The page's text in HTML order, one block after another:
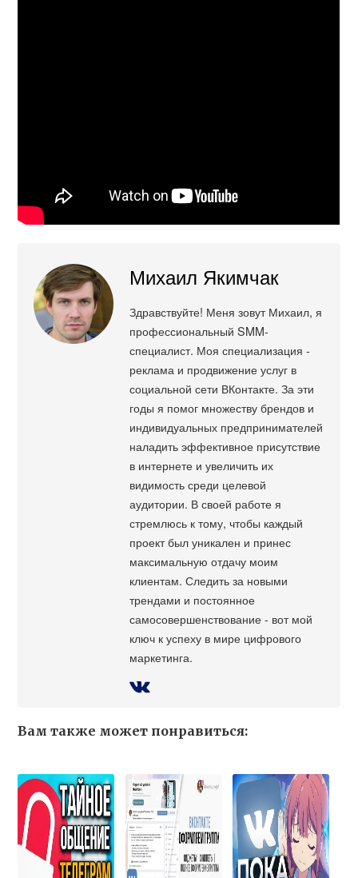
Михаил Якимчак
Здравствуйте! Меня зовут Михаил, я
профессиональный SMM-
специалист. Моя специализация -
реклама и продвижение услуг в
социальной сети ВКонтакте. За эти
годы я помог множеству брендов и
индивидуальных предпринимателей
наладить эффективное присутствие
в интернете и увеличить их
видимость среди целевой
аудитории. В своей работе я
стремлюсь к тому, чтобы каждый
проект был уникален и принес
максимальную отдачу моим
клиентам. Следить за новыми
трендами и постоянное
самосовершенствование - вот мой
ключ к успеху в мире цифрового
маркетинга.
Вам также может понравиться: